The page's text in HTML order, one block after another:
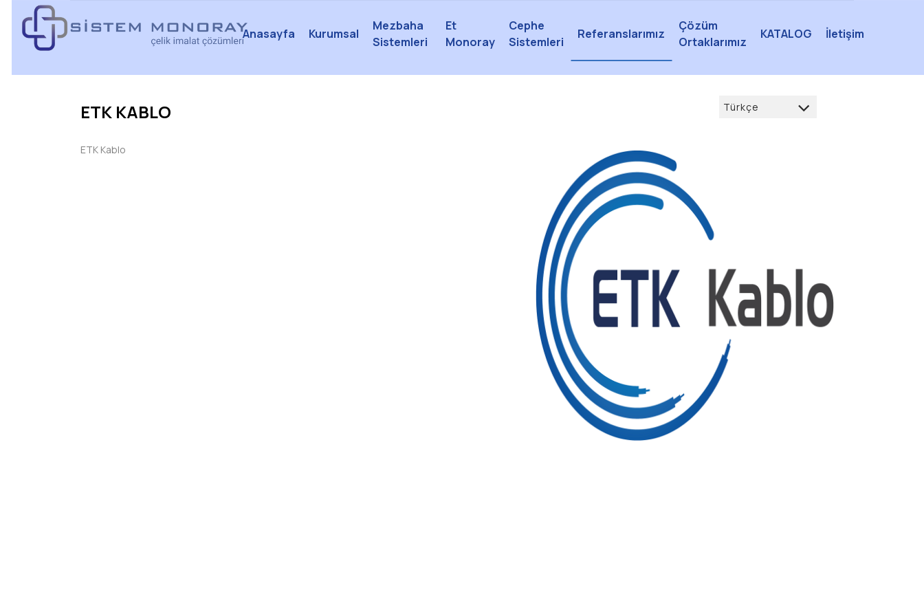
ETK KABLO
ETK Kablo
Anasayfa Kurumsal
Mezbaha
Sistemleri
Et
Monoray
Cephe
Sistemleri
Referanslarımız
Çözüm
Ortaklarımız
KATALOG İletişim
Türkçe
azərbaycan